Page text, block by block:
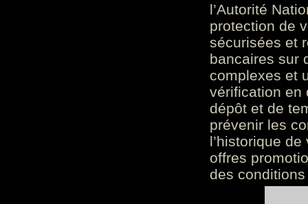
l’Autorité
protection de
sécurisées et
bancaires sur
complexes et
vérification en
dépôt et de
prévenir les
l’historique
offres
des